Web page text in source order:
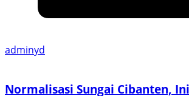
adminyd
Normalisasi Sungai Cibanten,